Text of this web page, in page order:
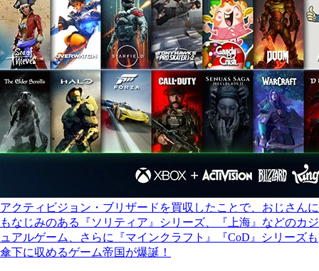
アクティビジョン・ブリザードを買収したことで、おじさんに
もなじみのある『ソリティア』シリーズ、『上海』などのカジ
ュアルゲーム、さらに『マインクラフト』『CoD』シリーズも
傘下に収めるゲーム帝国が爆誕！